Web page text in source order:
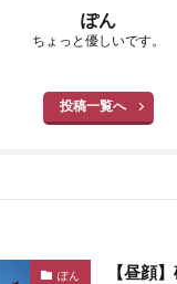
ぽん
ちょっと優しいです。
投稿一覧へ
ぽん
【昼顔